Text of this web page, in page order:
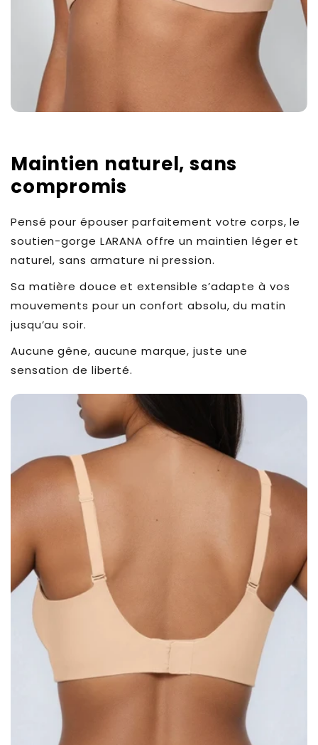
Maintien naturel, sans
compromis
Pensé pour épouser parfaitement votre corps, le
soutien-gorge LARANA offre un maintien léger et
naturel, sans armature ni pression.
Sa matière douce et extensible s’adapte à vos
mouvements pour un confort absolu, du matin
jusqu’au soir.
Aucune gêne, aucune marque, juste une
sensation de liberté.